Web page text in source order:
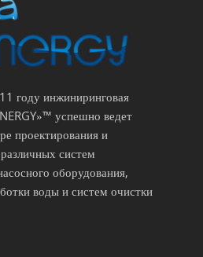
году инжиниринговая
успешно ведет
проектирования и
систем
оборудования,
воды и систем очистки